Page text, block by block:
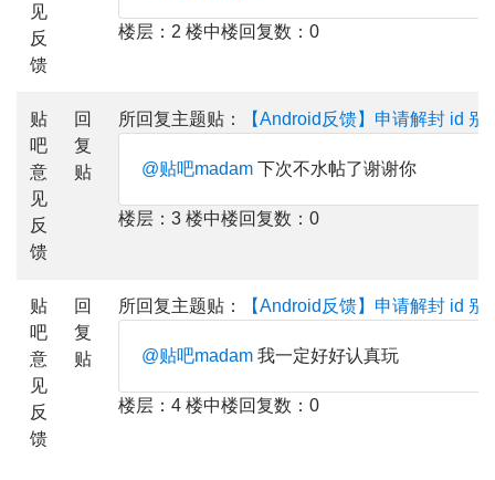
见
反
馈
楼层：2 楼中楼回复数：0
贴
吧
意
见
反
馈
回
复
贴
所回复主题贴： 【Android反馈】申请解封 id 别
@贴吧madam 下次不水帖了谢谢你
楼层：3 楼中楼回复数：0
贴
吧
意
见
反
馈
回
复
贴
所回复主题贴： 【Android反馈】申请解封 id 别
@贴吧madam 我一定好好认真玩
楼层：4 楼中楼回复数：0